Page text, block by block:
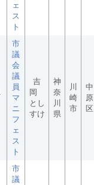
ェ
ス
ト
市
議
会
議
員
マ
ニ
フ
ェ
ス
ト
吉
岡
とし
すけ
神
奈
川
県
川
崎
市
中
原
区
市
議